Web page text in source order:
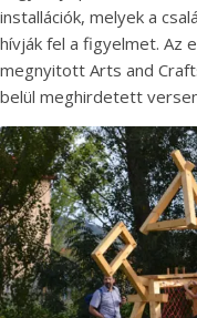
installációk, melyek a
hívják fel a figyelmet. Az
megnyitott Arts and
belül meghirdetett